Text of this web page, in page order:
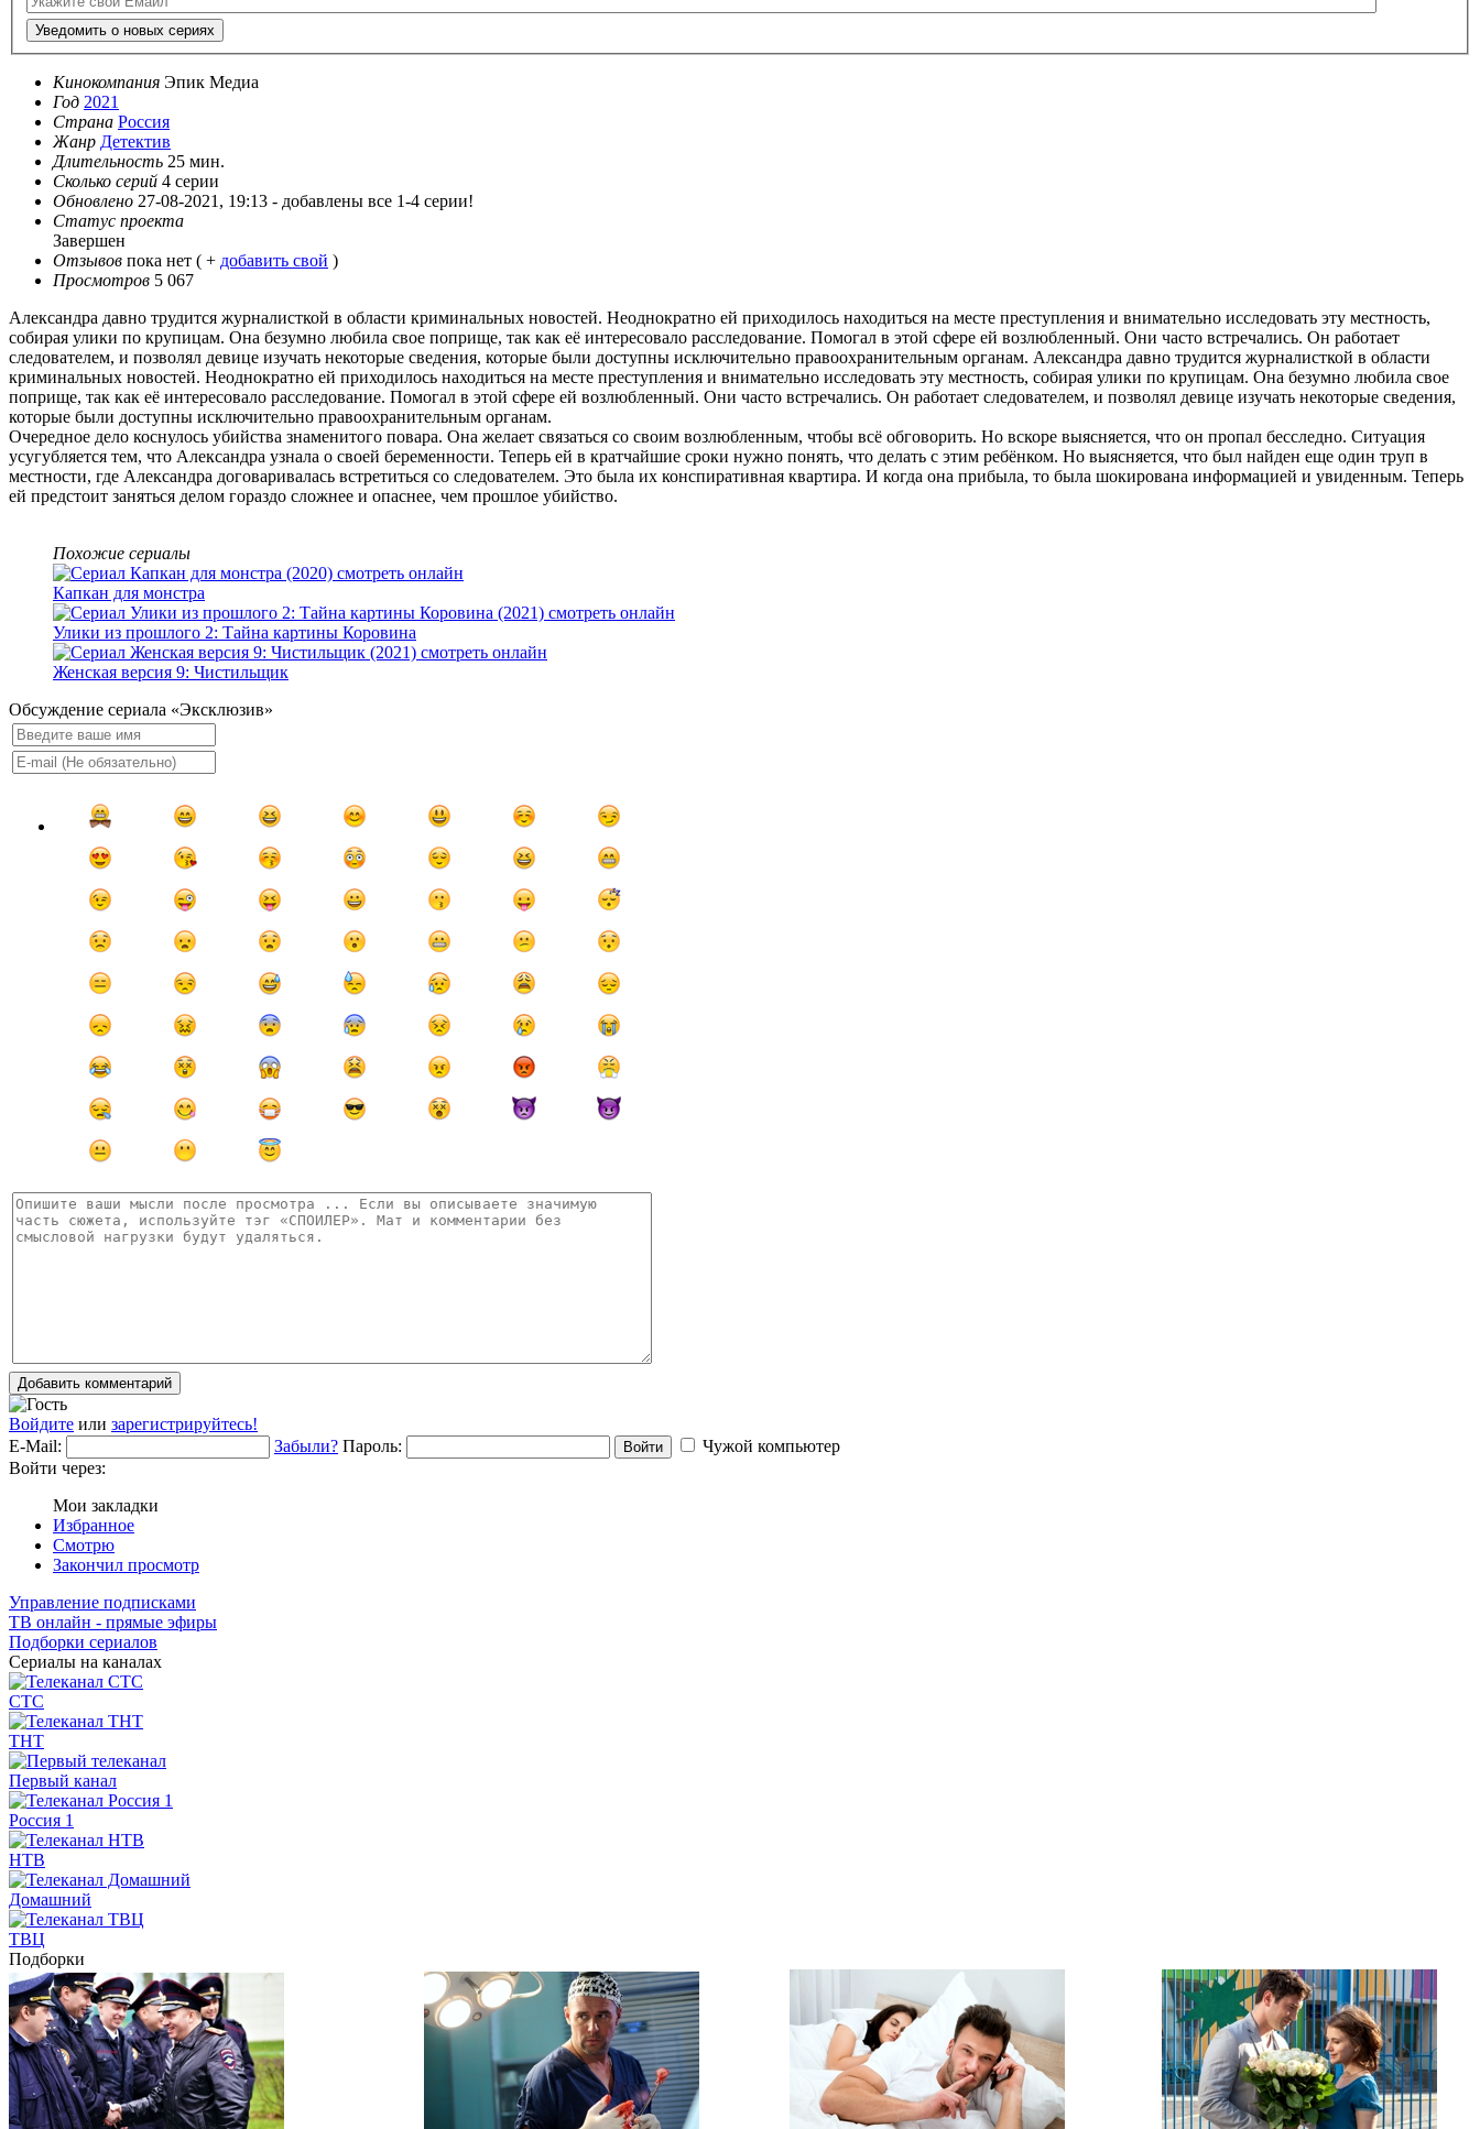
Уведомить о новых сериях
Кинокомпания Эпик Медиа
Год 2021
Страна Россия
Жанр Детектив
Длительность 25 мин.
Сколько серий 4 серии
Обновлено 27-08-2021, 19:13 - добавлены все 1-4 серии!
Статус проекта
Завершен
Отзывов пока нет ( + добавить свой )
Просмотров 5 067
Александра давно трудится журналисткой в области криминальных новостей. Неоднократно ей приходилось находиться на месте преступления и внимательно исследовать эту местность,
собирая улики по крупицам. Она безумно любила свое поприще, так как её интересовало расследование. Помогал в этой сфере ей возлюбленный. Они часто встречались. Он работает
следователем, и позволял девице изучать некоторые сведения, которые были доступны исключительно правоохранительным органам. Александра давно трудится журналисткой в области
криминальных новостей. Неоднократно ей приходилось находиться на месте преступления и внимательно исследовать эту местность, собирая улики по крупицам. Она безумно любила свое
поприще, так как её интересовало расследование. Помогал в этой сфере ей возлюбленный. Они часто встречались. Он работает следователем, и позволял девице изучать некоторые сведения,
которые были доступны исключительно правоохранительным органам.
Очередное дело коснулось убийства знаменитого повара. Она желает связаться со своим возлюбленным, чтобы всё обговорить. Но вскоре выясняется, что он пропал бесследно. Ситуация
усугубляется тем, что Александра узнала о своей беременности. Теперь ей в кратчайшие сроки нужно понять, что делать с этим ребёнком. Но выясняется, что был найден еще один труп в
местности, где Александра договаривалась встретиться со следователем. Это была их конспиративная квартира. И когда она прибыла, то была шокирована информацией и увиденным. Теперь
ей предстоит заняться делом гораздо сложнее и опаснее, чем прошлое убийство.
Похожие сериалы
Капкан для монстра
Улики из прошлого 2: Тайна картины Коровина
Женская версия 9: Чистильщик
Обсуждение сериала «Эксклюзив»
Добавить комментарий
Войдите или зарегистрируйтесь!
E-Mail:
Забыли? Пароль: Войти
Чужой компьютер
Войти через:
Мои закладки
Избранное
Смотрю
Закончил просмотр
Управление подписками
ТВ онлайн - прямые эфиры
Подборки сериалов
Сериалы на каналах
СТС
ТНТ
Первый канал
Россия 1
НТВ
Домашний
ТВЦ
Подборки